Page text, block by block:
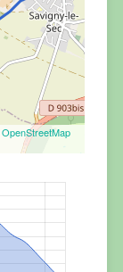
OpenStreetMap